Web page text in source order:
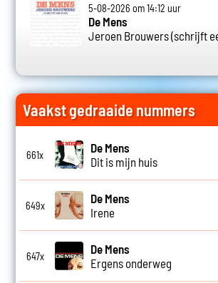
5-08-2026 om 14:12 uur
De Mens
Jeroen Brouwers (schrijft
Vaakst gedraaide nummers
661x
De Mens
Dit is mijn huis
649x
De Mens
Irene
647x
De Mens
Ergens onderweg